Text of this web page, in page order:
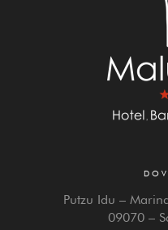
Putzu Idu –
09070 –